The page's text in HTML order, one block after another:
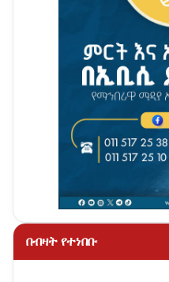
በብዛት የተነበቡ